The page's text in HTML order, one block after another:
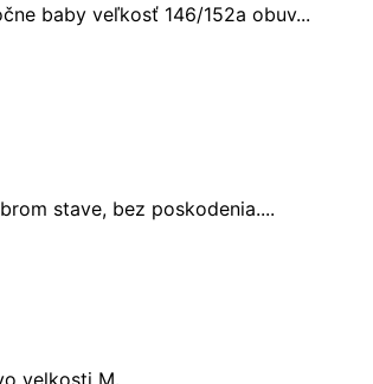
baby veľkosť 146/152a obuv...
stave, bez poskodenia....
velkosti M.